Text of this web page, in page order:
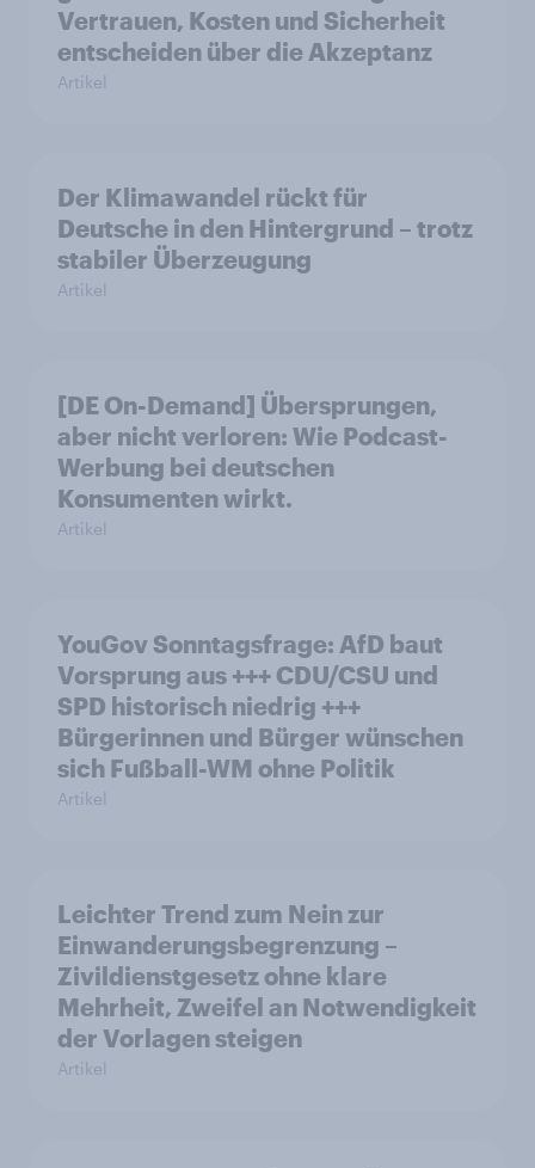
Vertrauen, Kosten und Sicherheit
entscheiden über die Akzeptanz
Artikel
Der Klimawandel rückt für
Deutsche in den Hintergrund – trotz
stabiler Überzeugung
Artikel
[DE On-Demand] Übersprungen,
aber nicht verloren: Wie Podcast-
Werbung bei deutschen
Konsumenten wirkt.
Artikel
YouGov Sonntagsfrage: AfD baut
Vorsprung aus +++ CDU/CSU und
SPD historisch niedrig +++
Bürgerinnen und Bürger wünschen
sich Fußball-WM ohne Politik
Artikel
Leichter Trend zum Nein zur
Einwanderungsbegrenzung –
Zivildienstgesetz ohne klare
Mehrheit, Zweifel an Notwendigkeit
der Vorlagen steigen
Artikel